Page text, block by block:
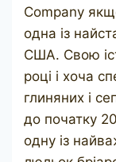
Company
одна із
США. Свою
році і хоча
глиняних і
до початку
одну із